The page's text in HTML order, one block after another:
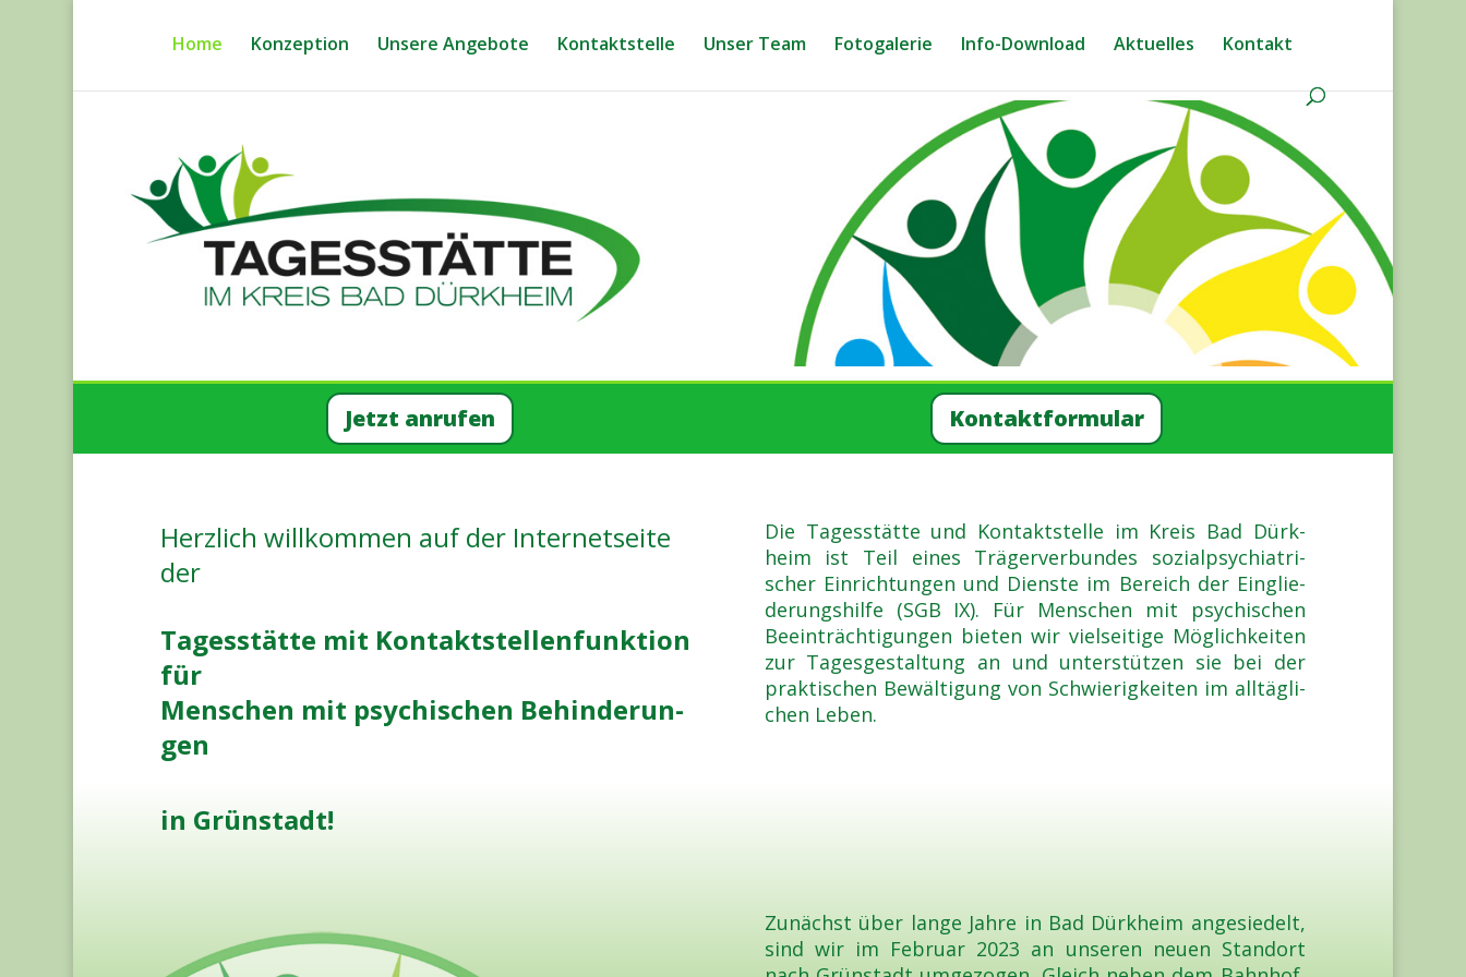
Home Kon­zep­ti­on Unse­re Ange­bo­te Kon­takt­stel­le Unser Team Foto­ga­le­rie Info-Down­­load Aktu­el­les Kon­takt
Jetzt anru­fen Kon­takt­for­mu­lar
Herz­lich will­kom­men auf der Inter­net­sei­te
der
Tages­stät­te mit Kon­takt­stel­len­funk­ti­on
für
Men­schen mit psy­chi­schen Behin­de­run­
gen
in Grün­stadt!
Die Tages­stät­te und Kon­takt­stel­le im Kreis Bad Dürk­
heim ist Teil eines Trä­ger­ver­bun­des sozi­al­psych­ia­tri­
scher Ein­rich­tun­gen und Diens­te im Bereich der Ein­glie­
de­rungs­hil­fe (SGB IX). Für Men­schen mit psy­chi­schen
Beein­träch­ti­gun­gen bie­ten wir viel­sei­ti­ge Mög­lich­kei­ten
zur Tages­ge­stal­tung an und unter­stüt­zen sie bei der
prak­ti­schen Bewäl­ti­gung von Schwie­rig­kei­ten im all­täg­li­
chen Leben.
Zunächst über lan­ge Jah­re in Bad Dürk­heim ange­sie­delt,
sind wir im Febru­ar 2023 an unse­ren neu­en Stand­ort